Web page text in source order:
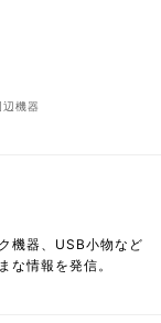
辺機器
機器、USB小物など
な情報を発信。